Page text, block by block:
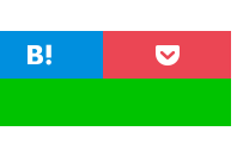
a
t
r
t